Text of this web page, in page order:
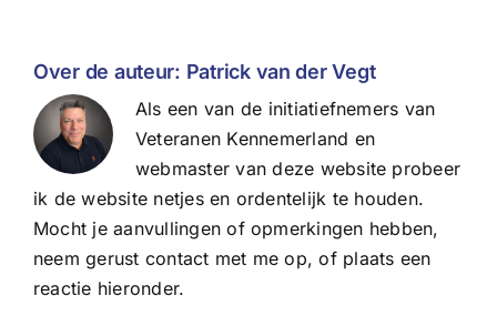
Over de auteur: Patrick van der Vegt
Als een van de initiatiefnemers van
Veteranen Kennemerland en
webmaster van deze website probeer
ik de website netjes en ordentelijk te houden.
Mocht je aanvullingen of opmerkingen hebben,
neem gerust contact met me op, of plaats een
reactie hieronder.